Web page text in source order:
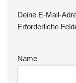
Deine E-Mail-
Erforderliche
Name